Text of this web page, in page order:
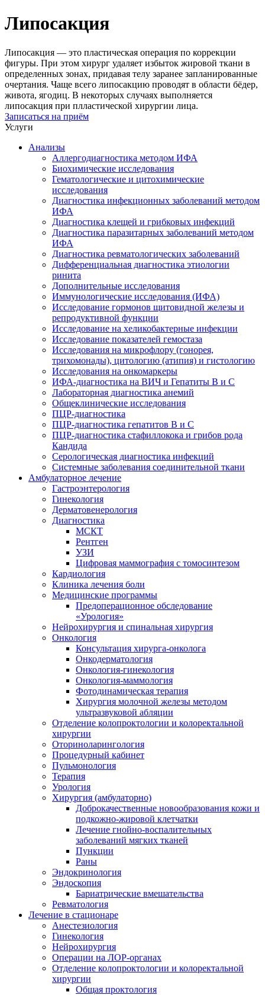
Липосакция
Липосакция — это пластическая операция по коррекции
фигуры. При этом хирург удаляет избыток жировой ткани в
определенных зонах, придавая телу заранее запланированные
очертания. Чаще всего липосакцию проводят в области бёдер,
живота, ягодиц. В некоторых случаях выполняется
липосакция при плластической хирургии лица.
Записаться на приём
Услуги
Анализы
Аллергодиагностика методом ИФА
Биохимические исследования
Гематологические и цитохимические
исследования
Диагностика инфекционных заболеваний методом
ИФА
Диагностика клещей и грибковых инфекций
Диагностика паразитарных заболеваний методом
ИФА
Диагностика ревматологических заболеваний
Дифференциальная диагностика этиологии
ринита
Дополнительные исследования
Иммунологические исследования (ИФА)
Исследование гормонов щитовидной железы и
репродуктивной функции
Исследование на хеликобактерные инфекции
Исследование показателей гемостаза
Исследования на микрофлору (гонорея,
трихомонады), цитологию (атипия) и гистологию
Исследования на онкомаркеры
ИФА-диагностика на ВИЧ и Гепатиты B и C
Лабораторная диагностика анемий
Общеклинические исследования
ПЦР-диагностика
ПЦР-диагностика гепатитов B и C
ПЦР-диагностика стафиллокока и грибов рода
Кандида
Серологическая диагностика инфекций
Системные заболевания соединительной ткани
Амбулаторное лечение
Гастроэнтерология
Гинекология
Дерматовенерология
Диагностика
МСКТ
Рентген
УЗИ
Цифровая маммография с томосинтезом
Кардиология
Клиника лечения боли
Медицинские программы
Предоперационное обследование
«Урология»
Нейрохирургия и спинальная хирургия
Онкология
Консультация хирурга-онколога
Онкодерматология
Онкология-гинекология
Онкология-маммология
Фотодинамическая терапия
Хирургия молочной железы методом
ультразвуковой абляции
Отделение колопроктологии и колоректальной
хирургии
Оториноларингология
Процедурный кабинет
Пульмонология
Терапия
Урология
Хирургия (амбулаторно)
Доброкачественные новообразования кожи и
подкожно-жировой клетчатки
Лечение гнойно-воспалительных
заболеваний мягких тканей
Пункции
Раны
Эндокринология
Эндоскопия
Бариатрические вмешательства
Ревматология
Лечение в стационаре
Анестезиология
Гинекология
Нейрохирургия
Операции на ЛОР-органах
Отделение колопроктологии и колоректальной
хирургии
Общая проктология